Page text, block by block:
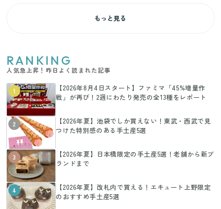
もっと見る
RANKING
人気急上昇！昨日よく読まれた記事
1
【2026年8月4日スタート】ファミマ「45%増量作
戦」が再び！2週にわたり発売の全13種をレポート
2
【2026年夏】池袋でしか買えない！東武・西武で見
つけた特別感のある手土産5選
3
【2026年夏】日本橋限定の手土産5選！老舗から新ブ
ランドまで
4
【2026年夏】改札内で買える！エキュート上野限定
のおすすめ手土産5選